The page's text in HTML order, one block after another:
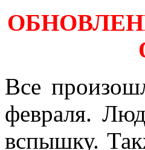
Все
февраля.
вспышку.